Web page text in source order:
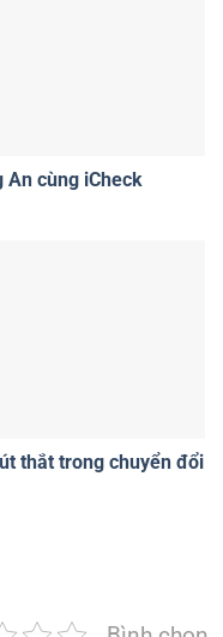
An cùng iCheck
thắt trong chuyển đổi